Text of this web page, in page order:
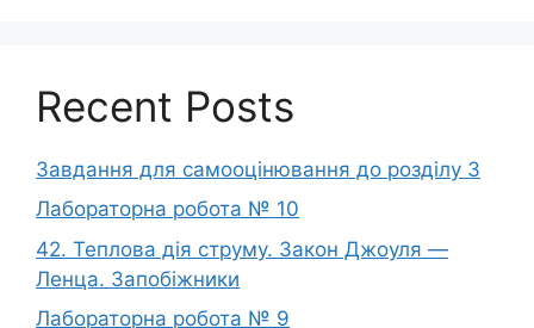
Recent Posts
Завдання для самооцінювання до розділу 3
Лабораторна робота № 10
42. Теплова дія струму. Закон Джоуля —
Ленца. Запобіжники
Лабораторна робота № 9